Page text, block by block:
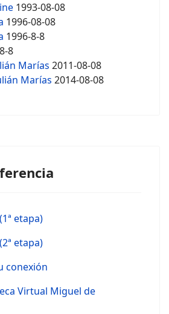
1993-08-08
1996-08-08
1996-8-8
8
Marías 2011-08-08
Marías 2014-08-08
etapa)
etapa)
conexión
Virtual Miguel de